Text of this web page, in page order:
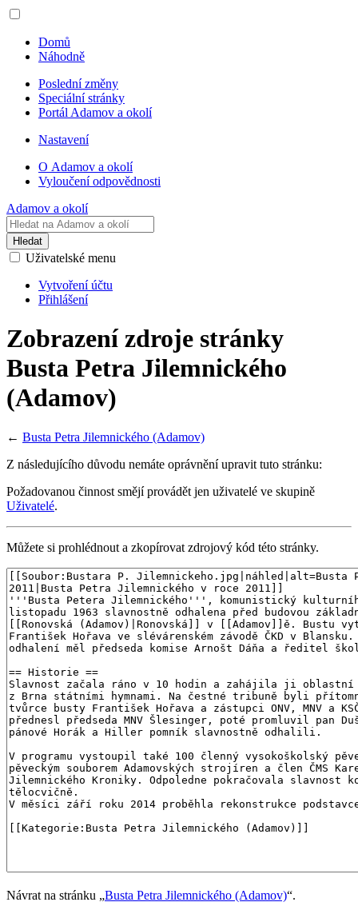
Domů
Náhodně
Poslední změny
Speciální stránky
Portál Adamov a okolí
Nastavení
O Adamov a okolí
Vyloučení odpovědnosti
Adamov a okolí
Hledat
Uživatelské menu
Vytvoření účtu
Přihlášení
Zobrazení zdroje stránky
Busta Petra Jilemnického
(Adamov)
← Busta Petra Jilemnického (Adamov)
Z následujícího důvodu nemáte oprávnění upravit tuto stránku:
Požadovanou činnost smějí provádět jen uživatelé ve skupině
Uživatelé.
Můžete si prohlédnout a zkopírovat zdrojový kód této stránky.
Návrat na stránku „Busta Petra Jilemnického (Adamov)“.